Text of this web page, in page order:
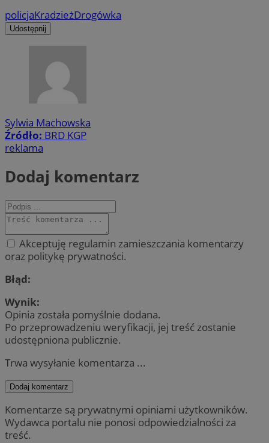
policjaKradzieżDrogówka
Udostępnij
Sylwia Machowska
Źródło: BRD KGP
reklama
Dodaj komentarz
Akceptuję regulamin zamieszczania komentarzy
oraz politykę prywatności.
Błąd:
Wynik:
Opinia została pomyślnie dodana.
Po przeprowadzeniu weryfikacji, jej treść zostanie
udostępniona publicznie.
Trwa wysyłanie komentarza ...
Dodaj komentarz
Komentarze są prywatnymi opiniami użytkowników.
Wydawca portalu nie ponosi odpowiedzialności za
treść.